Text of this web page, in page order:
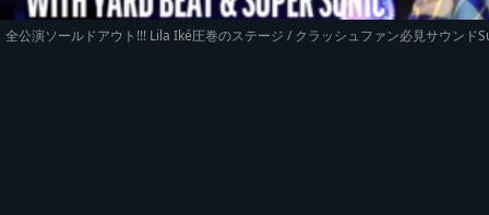
全公演ソールドアウト!!! Lila Iké圧巻のステージ / クラッシュファン必見サウン